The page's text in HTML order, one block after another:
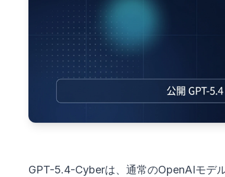
GPT-5.4-Cyberは、通常のOpenAIモデ